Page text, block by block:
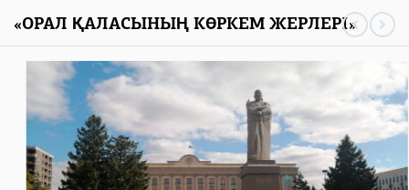
«ОРАЛ ҚАЛАСЫНЫҢ КӨРКЕМ ЖЕРЛЕРІ»